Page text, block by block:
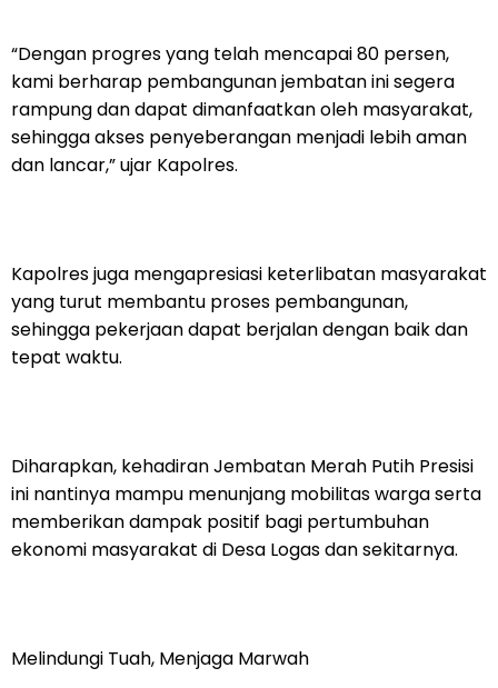
“Dengan progres yang telah mencapai 80 persen,
kami berharap pembangunan jembatan ini segera
rampung dan dapat dimanfaatkan oleh masyarakat,
sehingga akses penyeberangan menjadi lebih aman
dan lancar,” ujar Kapolres.
Kapolres juga mengapresiasi keterlibatan masyarakat
yang turut membantu proses pembangunan,
sehingga pekerjaan dapat berjalan dengan baik dan
tepat waktu.
Diharapkan, kehadiran Jembatan Merah Putih Presisi
ini nantinya mampu menunjang mobilitas warga serta
memberikan dampak positif bagi pertumbuhan
ekonomi masyarakat di Desa Logas dan sekitarnya.
Melindungi Tuah, Menjaga Marwah